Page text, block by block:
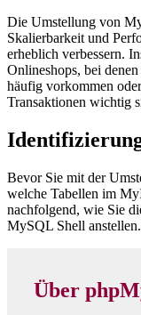
Die Umstellung von
Skalierbarkeit und
erheblich verbessern.
Onlineshops, bei
häufig vorkommen
Transaktionen wichtig
Bevor Sie mit der
welche Tabellen im
nachfolgend, wie Sie
MySQL Shell anstellen.
Über